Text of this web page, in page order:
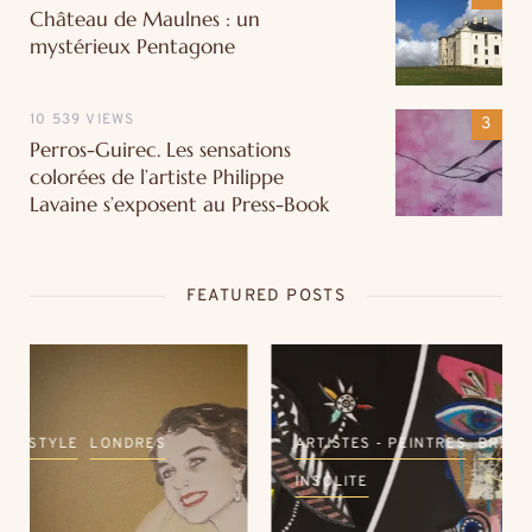
Château de Maulnes : un
mystérieux Pentagone
10 539 VIEWS
Perros-Guirec. Les sensations
colorées de l’artiste Philippe
Lavaine s’exposent au Press-Book
FEATURED POSTS
ARTISTES - PEINTRES BRETAGNE
COUPS DE ❤